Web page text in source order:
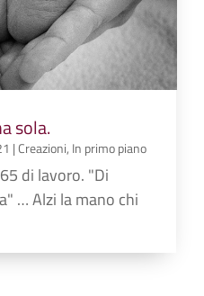
sola.
|Creazioni, In primo piano
di lavoro. "Di
… Alzi la mano chi